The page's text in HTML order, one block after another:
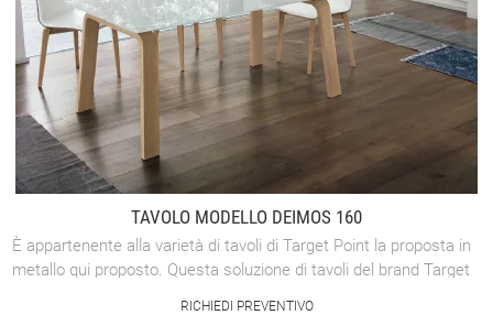
TAVOLO MODELLO DEIMOS 160
È appartenente alla varietà di tavoli di Target Point la proposta in
metallo qui proposto. Questa soluzione di tavoli del brand Target
RICHIEDI PREVENTIVO